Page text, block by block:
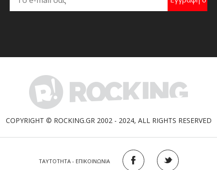
COPYRIGHT © ROCKING.GR 2002 - 2024, ALL RIGHTS RESERVED
ΤΑΥΤΟΤΗΤΑ - ΕΠΙΚΟΙΝΩΝΙΑ